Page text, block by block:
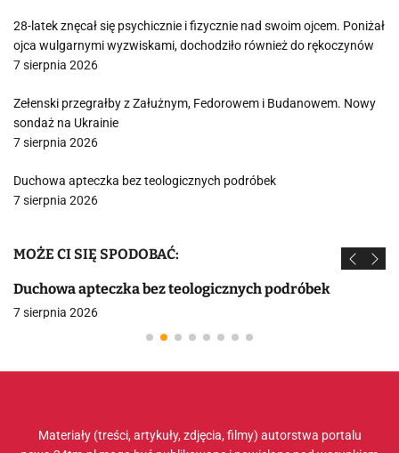
28-latek znęcał się psychicznie i fizycznie nad swoim ojcem. Poniżał
ojca wulgarnymi wyzwiskami, dochodziło również do rękoczynów
7 sierpnia 2026
Zełenski przegrałby z Załużnym, Fedorowem i Budanowem. Nowy
sondaż na Ukrainie
7 sierpnia 2026
Duchowa apteczka bez teologicznych podróbek
7 sierpnia 2026
MOŻE CI SIĘ SPODOBAĆ:
Duchowa apteczka bez teologicznych podróbek
7 sierpnia 2026
Materiały (treści, artykuły, zdjęcia, filmy) autorstwa portalu